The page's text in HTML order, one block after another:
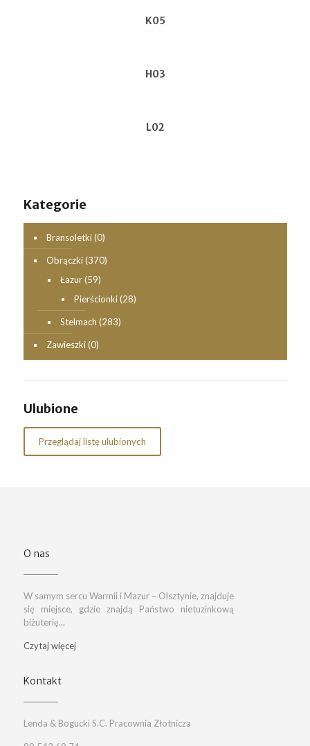
K05
H03
L02
Kategorie
Bransoletki (0)
Obrączki (370)
Łazur (59)
Pierścionki (28)
Stelmach (283)
Zawieszki (0)
Ulubione
Przeglądaj listę ulubionych
O nas
W samym sercu Warmii i Mazur – Olsztynie, znajduje
się miejsce, gdzie znajdą Państwo nietuzinkową
biżuterię...
Czytaj więcej
Kontakt
Lenda & Bogucki S.C. Pracownia Złotnicza